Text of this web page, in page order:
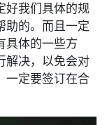
好我们具体的规
助的。而且一定
具体的一些方
解决，以免会对
一定要签订在合